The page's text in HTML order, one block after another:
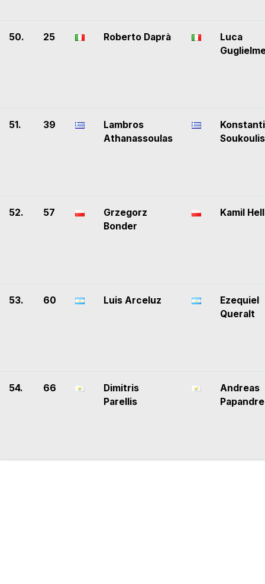
50. 25 Roberto Daprà
Luca
51. 39
Lambros
Athanassoulas
Soukoulis
52. 57
Grzegorz
Bonder
Kamil
53. 60 Luis Arceluz
Ezequiel
Queralt
54. 66
Dimitris
Parellis
Andreas